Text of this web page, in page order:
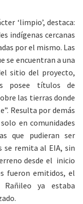
‘limpio’, destaca:
indígenas cercanas
por el mismo. Las
se encuentran a una
sitio del proyecto,
posee títulos de
las tierras donde
Resulta por demás
en comunidades
que pudieran ser
se remita al EIA, sin
desde el inicio
fueron emitidos, el
ya estaba